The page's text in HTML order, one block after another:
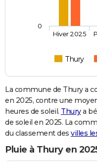
Thury
Hiver 2025
0
La commune de Thury a
en 2025, contre une
heures de soleil. Thurya
de soleil en 2025. La
du classement des villes
Pluie à Thury en